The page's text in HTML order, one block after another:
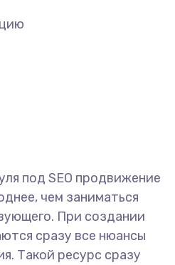
под SEO продвижение
чем заниматься
При создании
сразу все нюансы
Такой ресурс сразу